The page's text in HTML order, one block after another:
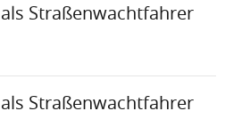
Straßenwachtfahrer
Straßenwachtfahrer